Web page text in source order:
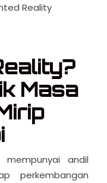
Reality
Masa
mempunyai andil
perkembangan